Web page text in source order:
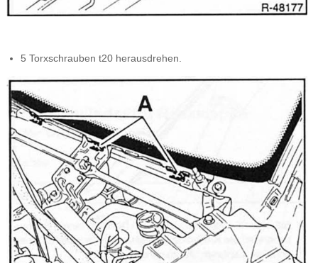
5 Torxschrauben t20 herausdrehen.